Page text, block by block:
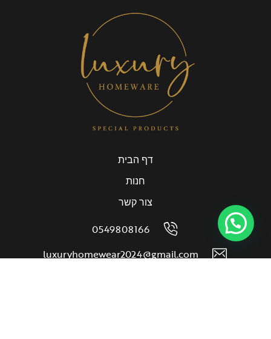
דף הבית
חנות
צור קשר
0549808166
luxuryhomewear2024@gmail.com